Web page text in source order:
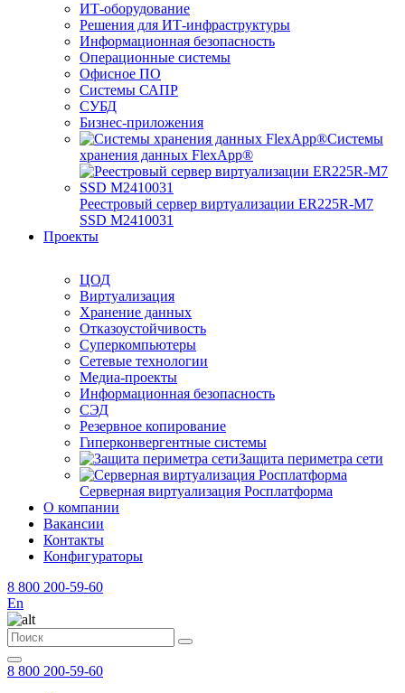
ИТ-оборудование
Решения для ИТ-инфраструктуры
Информационная безопасность
Операционные системы
Офисное ПО
Системы САПР
СУБД
Бизнес-приложения
Системы
хранения данных FlexApp®
Реестровый сервер виртуализации ER225R-M7
SSD М2410031
Проекты
ЦОД
Виртуализация
Хранение данных
Отказоустойчивость
Суперкомпьютеры
Сетевые технологии
Медиа-проекты
Информационная безопасность
СЭД
Резервное копирование
Гиперконвергентные системы
Защита периметра сети
Серверная виртуализация Росплатформа
О компании
Вакансии
Контакты
Конфигураторы
8 800 200-59-60
En
8 800 200-59-60